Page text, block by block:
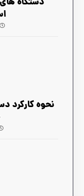
نحوه کارکرد